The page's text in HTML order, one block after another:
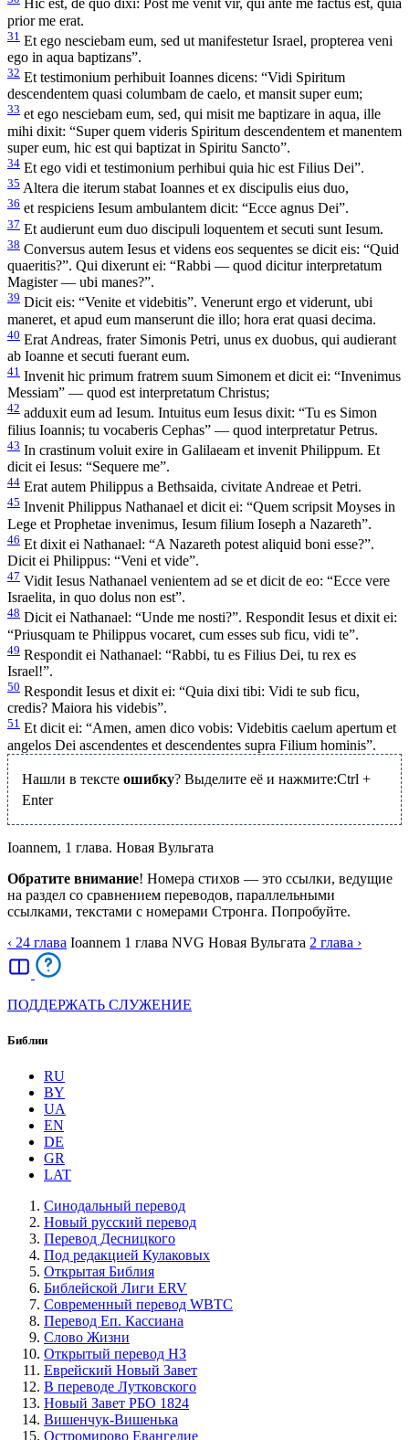
Hic est, de quo dixi: Post me venit vir, qui ante me factus est, quia
prior me erat.
31 Et ego nesciebam eum, sed ut manifestetur Israel, propterea veni
ego in aqua baptizans”.
32 Et testimonium perhibuit Ioannes dicens: “Vidi Spiritum
descendentem quasi columbam de caelo, et mansit super eum;
33 et ego nesciebam eum, sed, qui misit me baptizare in aqua, ille
mihi dixit: “Super quem videris Spiritum descendentem et manentem
super eum, hic est qui baptizat in Spiritu Sancto”.
34 Et ego vidi et testimonium perhibui quia hic est Filius Dei”.
35 Altera die iterum stabat Ioannes et ex discipulis eius duo,
36 et respiciens Iesum ambulantem dicit: “Ecce agnus Dei”.
37 Et audierunt eum duo discipuli loquentem et secuti sunt Iesum.
38 Conversus autem Iesus et videns eos sequentes se dicit eis: “Quid
quaeritis?”. Qui dixerunt ei: “Rabbi — quod dicitur interpretatum
Magister — ubi manes?”.
39 Dicit eis: “Venite et videbitis”. Venerunt ergo et viderunt, ubi
maneret, et apud eum manserunt die illo; hora erat quasi decima.
40 Erat Andreas, frater Simonis Petri, unus ex duobus, qui audierant
ab Ioanne et secuti fuerant eum.
41 Invenit hic primum fratrem suum Simonem et dicit ei: “Invenimus
Messiam” — quod est interpretatum Christus;
42 adduxit eum ad Iesum. Intuitus eum Iesus dixit: “Tu es Simon
filius Ioannis; tu vocaberis Cephas” — quod interpretatur Petrus.
43 In crastinum voluit exire in Galilaeam et invenit Philippum. Et
dicit ei Iesus: “Sequere me”.
44 Erat autem Philippus a Bethsaida, civitate Andreae et Petri.
45 Invenit Philippus Nathanael et dicit ei: “Quem scripsit Moyses in
Lege et Prophetae invenimus, Iesum filium Ioseph a Nazareth”.
46 Et dixit ei Nathanael: “A Nazareth potest aliquid boni esse?”.
Dicit ei Philippus: “Veni et vide”.
47 Vidit Iesus Nathanael venientem ad se et dicit de eo: “Ecce vere
Israelita, in quo dolus non est”.
48 Dicit ei Nathanael: “Unde me nosti?”. Respondit Iesus et dixit ei:
“Priusquam te Philippus vocaret, cum esses sub ficu, vidi te”.
49 Respondit ei Nathanael: “Rabbi, tu es Filius Dei, tu rex es
Israel!”.
50 Respondit Iesus et dixit ei: “Quia dixi tibi: Vidi te sub ficu,
credis? Maiora his videbis”.
51 Et dicit ei: “Amen, amen dico vobis: Videbitis caelum apertum et
angelos Dei ascendentes et descendentes supra Filium hominis”.
Нашли в тексте ошибку? Выделите её и нажмите:Ctrl +
Enter
Ioannem, 1 глава. Новая Вульгата
Обратите внимание! Номера стихов — это ссылки, ведущие
на раздел со сравнением переводов, параллельными
ссылками, текстами с номерами Стронга. Попробуйте.
‹ 24 глава Ioannem 1 глава NVG Новая Вульгата 2 глава ›
ПОДДЕРЖАТЬ СЛУЖЕНИЕ
Библии
RU
BY
UA
EN
DE
GR
LAT
Синодальный перевод
Новый русский перевод
Перевод Десницкого
Под редакцией Кулаковых
Открытая Библия
Библейской Лиги ERV
Cовременный перевод WBTC
Перевод Еп. Кассиана
Слово Жизни
Открытый перевод НЗ
Еврейский Новый Завет
В переводе Лутковского
Новый Завет РБО 1824
Вишенчук-Вишенька
Остромирово Евангелие